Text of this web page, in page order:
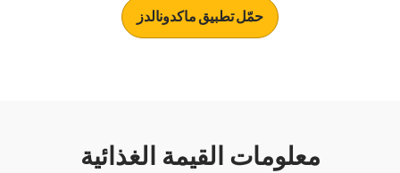
حمّل تطبيق ماكدونالدز
معلومات القيمة الغذائية